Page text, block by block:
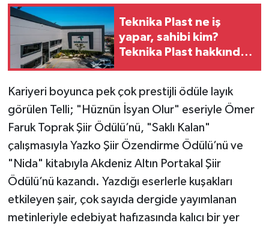
Teknika Plast ne iş
yapar, sahibi kim?
Teknika Plast hakkında
Kariyeri boyunca pek çok prestijli ödüle layık
görülen Telli; "Hüznün İsyan Olur" eseriyle Ömer
Faruk Toprak Şiir Ödülü’nü, "Saklı Kalan"
çalışmasıyla Yazko Şiir Özendirme Ödülü’nü ve
"Nida" kitabıyla Akdeniz Altın Portakal Şiir
Ödülü’nü kazandı. Yazdığı eserlerle kuşakları
etkileyen şair, çok sayıda dergide yayımlanan
metinleriyle edebiyat hafızasında kalıcı bir yer